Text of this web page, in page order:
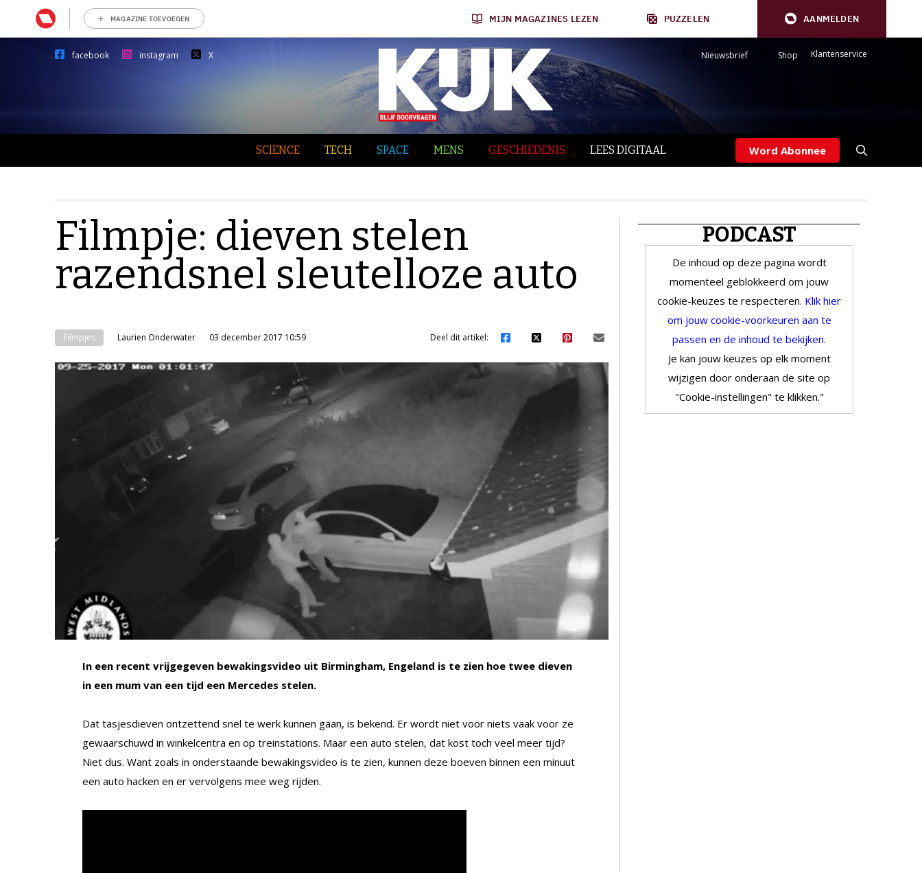
MAGAZINE TOEVOEGEN MIJN MAGAZINES LEZEN PUZZELEN AANMELDEN
facebook instagram X Nieuwsbrief Shop Klantenservice
SCIENCE TECH SPACE MENS GESCHIEDENIS LEES DIGITAAL Word Abonnee
Filmpje: dieven stelen
razendsnel sleutelloze auto
Filmpjes Laurien Onderwater 03 december 2017 10:59 Deel dit artikel:
In een recent vrijgegeven bewakingsvideo uit Birmingham, Engeland is te zien hoe twee dieven
in een mum van een tijd een Mercedes stelen.
Dat tasjesdieven ontzettend snel te werk kunnen gaan, is bekend. Er wordt niet voor niets vaak voor ze
gewaarschuwd in winkelcentra en op treinstations. Maar een auto stelen, dat kost toch veel meer tijd?
Niet dus. Want zoals in onderstaande bewakingsvideo is te zien, kunnen deze boeven binnen een minuut
een auto hacken en er vervolgens mee weg rijden.
PODCAST
De inhoud op deze pagina wordt
momenteel geblokkeerd om jouw
cookie-keuzes te respecteren. Klik hier
om jouw cookie-voorkeuren aan te
passen en de inhoud te bekijken.
Je kan jouw keuzes op elk moment
wijzigen door onderaan de site op
"Cookie-instellingen" te klikken."